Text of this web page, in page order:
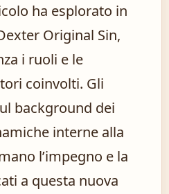
ha esplorato in
Original Sin,
i ruoli e le
coinvolti. Gli
background dei
interne alla
l’impegno e la
a questa nuova